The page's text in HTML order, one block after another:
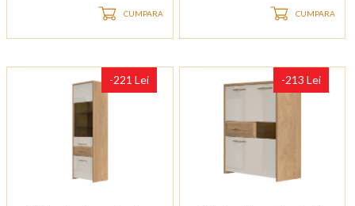
CUMPARA CUMPARA
-221 Lei -213 Lei